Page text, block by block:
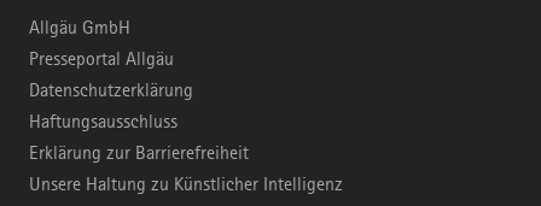
Allgäu GmbH
Presseportal Allgäu
Datenschutzerklärung
Haftungsausschluss
Erklärung zur Barrierefreiheit
Unsere Haltung zu Künstlicher Intelligenz